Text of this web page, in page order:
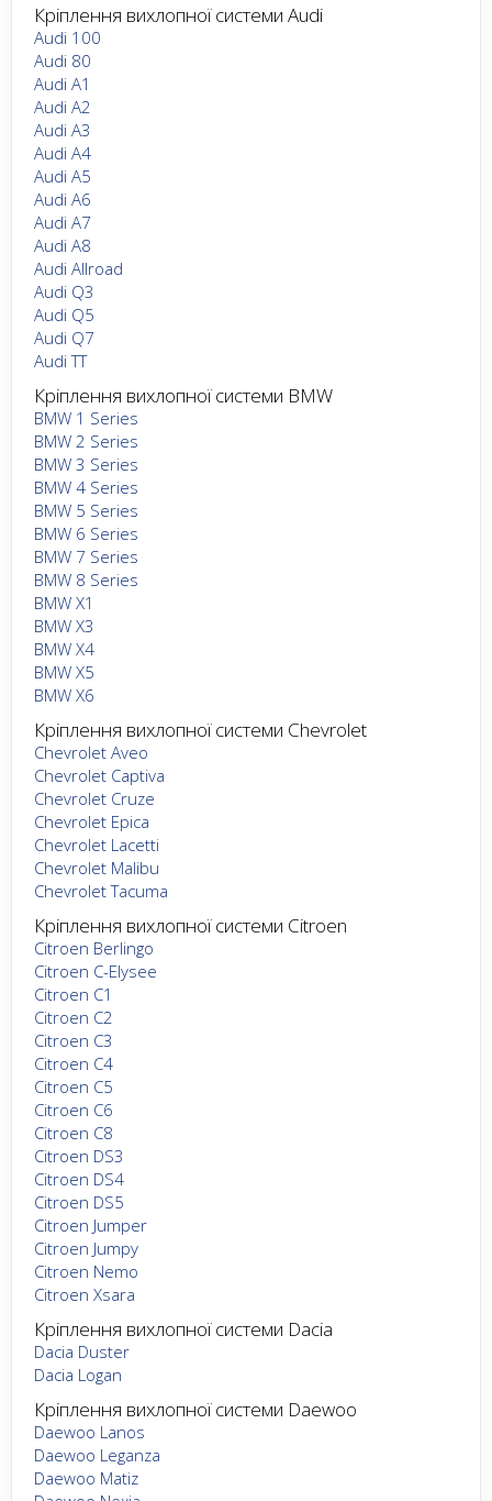
Кріплення вихлопної системи Audi
Audi 100
Audi 80
Audi A1
Audi A2
Audi A3
Audi A4
Audi A5
Audi A6
Audi A7
Audi A8
Audi Allroad
Audi Q3
Audi Q5
Audi Q7
Audi TT
Кріплення вихлопної системи BMW
BMW 1 Series
BMW 2 Series
BMW 3 Series
BMW 4 Series
BMW 5 Series
BMW 6 Series
BMW 7 Series
BMW 8 Series
BMW X1
BMW X3
BMW X4
BMW X5
BMW X6
Кріплення вихлопної системи Chevrolet
Chevrolet Aveo
Chevrolet Captiva
Chevrolet Cruze
Chevrolet Epica
Chevrolet Lacetti
Chevrolet Malibu
Chevrolet Tacuma
Кріплення вихлопної системи Citroen
Citroen Berlingo
Citroen C-Elysee
Citroen C1
Citroen C2
Citroen C3
Citroen C4
Citroen C5
Citroen C6
Citroen C8
Citroen DS3
Citroen DS4
Citroen DS5
Citroen Jumper
Citroen Jumpy
Citroen Nemo
Citroen Xsara
Кріплення вихлопної системи Dacia
Dacia Duster
Dacia Logan
Кріплення вихлопної системи Daewoo
Daewoo Lanos
Daewoo Leganza
Daewoo Matiz